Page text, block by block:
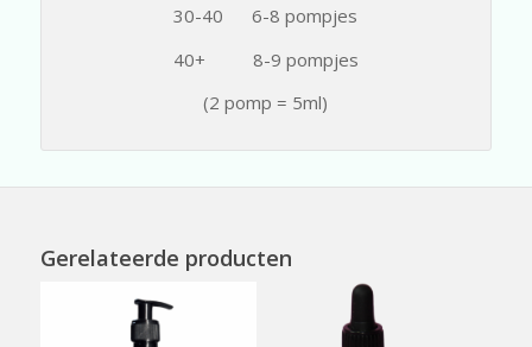
30-40 6-8 pompjes
40+ 8-9 pompjes
(2 pomp = 5ml)
Gerelateerde producten